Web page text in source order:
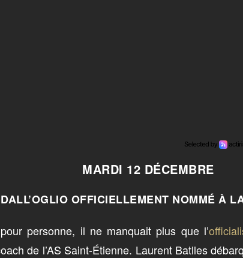
MARDI 12 DÉCEMBRE
OFFICIELLEMENT NOMMÉ À
personne, il ne manquait plus que l’
de l’AS Saint-Étienne. Laurent Batlles